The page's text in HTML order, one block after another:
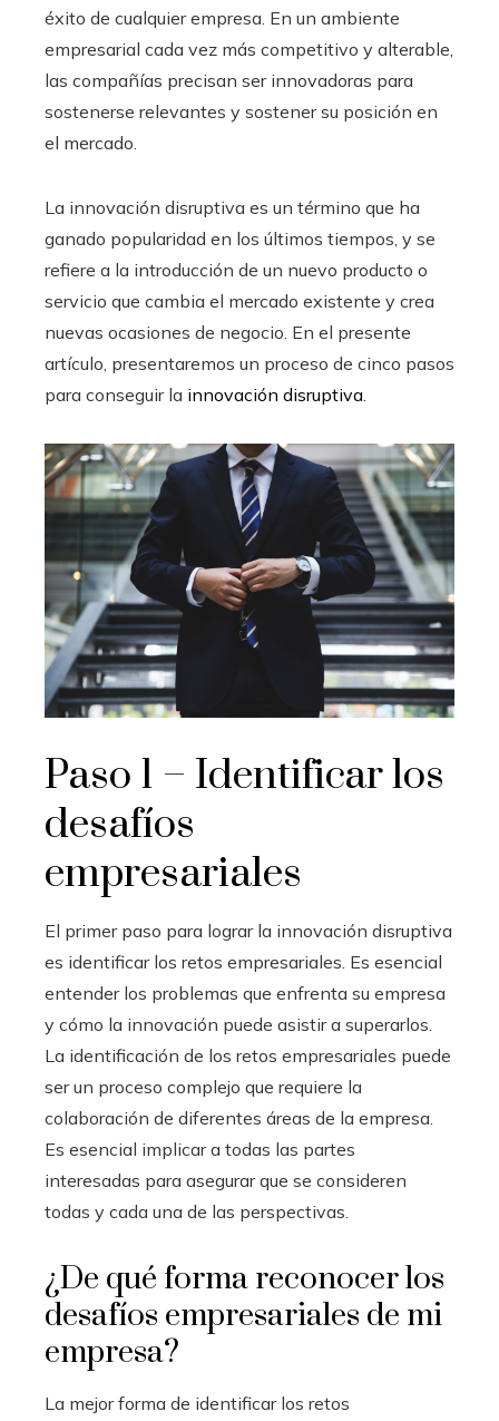
éxito de cualquier empresa. En un ambiente
empresarial cada vez más competitivo y alterable,
las compañías precisan ser innovadoras para
sostenerse relevantes y sostener su posición en
el mercado.
La innovación disruptiva es un término que ha
ganado popularidad en los últimos tiempos, y se
refiere a la introducción de un nuevo producto o
servicio que cambia el mercado existente y crea
nuevas ocasiones de negocio. En el presente
artículo, presentaremos un proceso de cinco pasos
para conseguir la innovación disruptiva.
Paso 1 – Identificar los
desafíos
empresariales
El primer paso para lograr la innovación disruptiva
es identificar los retos empresariales. Es esencial
entender los problemas que enfrenta su empresa
y cómo la innovación puede asistir a superarlos.
La identificación de los retos empresariales puede
ser un proceso complejo que requiere la
colaboración de diferentes áreas de la empresa.
Es esencial implicar a todas las partes
interesadas para asegurar que se consideren
todas y cada una de las perspectivas.
¿De qué forma reconocer los
desafíos empresariales de mi
empresa?
La mejor forma de identificar los retos